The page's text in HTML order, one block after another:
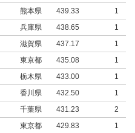
熊本県 439.33
1
兵庫県 438.65
1
滋賀県 437.17
1
東京都 435.08
1
栃木県 433.00
1
香川県 432.50
1
千葉県 431.23
2
東京都 429.83
1